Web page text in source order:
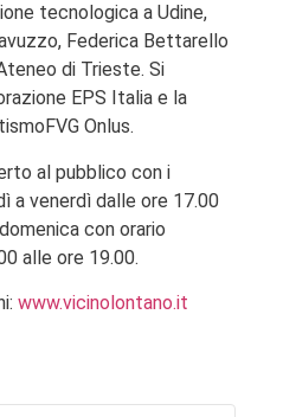
tecnologica a Udine,
Federica Bettarello
di Trieste. Si
EPS Italia e la
Onlus.
al pubblico con i
a venerdì dalle ore 17.00
con orario
alle ore 19.00.
www.vicinolontano.it